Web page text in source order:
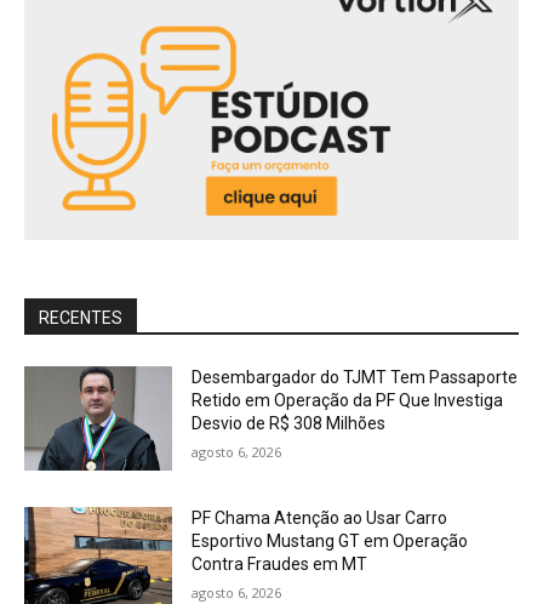
RECENTES
Desembargador do TJMT Tem Passaporte
Retido em Operação da PF Que Investiga
Desvio de R$ 308 Milhões
agosto 6, 2026
PF Chama Atenção ao Usar Carro
Esportivo Mustang GT em Operação
Contra Fraudes em MT
agosto 6, 2026